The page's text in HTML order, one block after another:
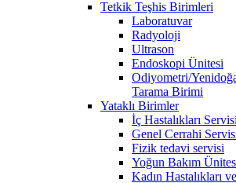
Tetkik Teşhis Birimleri
Laboratuvar
Radyoloji
Ultrason
Endoskopi Ünitesi
Odiyometri/
Tarama Birimi
Yataklı Birimler
İç Hastalıkları Servisi
Genel Cerrahi
Fizik tedavi servisi
Yoğun Bakım
Kadın Hastalıkları